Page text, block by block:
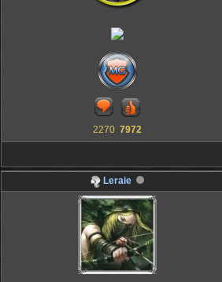
2270 7972
Leraie